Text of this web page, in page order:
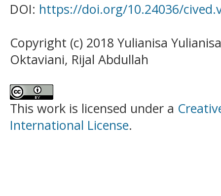
DOI: https://doi.org/10.24036/
Copyright (c) 2018 Yulianisa
Oktaviani, Rijal Abdullah
This work is licensed under a
International License.